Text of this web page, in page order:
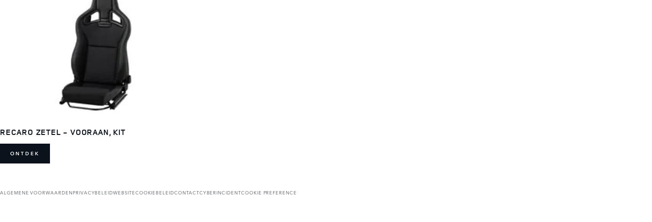
RECARO ZETEL - VOORAAN, KIT
ONTDEK
ALGEMENE VOORWAARDENPRIVACYBELEIDWEBSITECOOKIEBELEIDCONTACTCYBERINCIDENTCOOKIE PREFERENCE